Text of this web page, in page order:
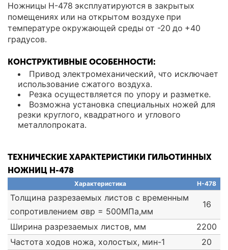
Ножницы Н-478 эксплуатируются в закрытых
помещениях или на открытом воздухе при
температуре окружающей среды от -20 до +40
градусов.
КОНСТРУКТИВНЫЕ ОСОБЕННОСТИ:
Привод электромеханический, что исключает
использование сжатого воздуха.
Резка осуществляется по упору и разметке.
Возможна установка специальных ножей для
резки круглого, квадратного и углового
металлопроката.
ТЕХНИЧЕСКИЕ ХАРАКТЕРИСТИКИ ГИЛЬОТИННЫХ
НОЖНИЦ Н-478
Характеристика Н-478
Толщина разрезаемых листов с временным
сопротивлением σвр = 500МПа,мм
16
Ширина разрезаемых листов, мм
2200
Частота ходов ножа, холостых, мин-1
20